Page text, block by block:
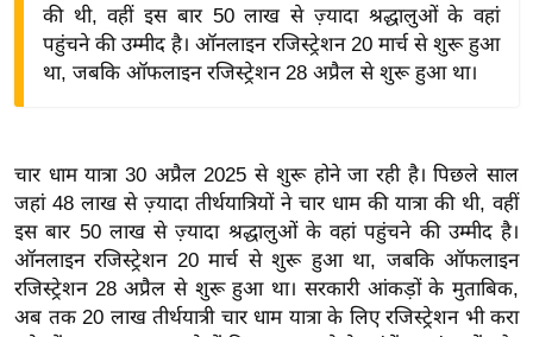
वि
शे
ष
ज्ञ
रा
की थी, वहीं इस बार 50 लाख से ज़्यादा श्रद्धालुओं के वहां
पहुंचने की उम्मीद है। ऑनलाइन रजिस्ट्रेशन 20 मार्च से शुरू हुआ
था, जबकि ऑफलाइन रजिस्ट्रेशन 28 अप्रैल से शुरू हुआ था।
चार धाम यात्रा 30 अप्रैल 2025 से शुरू होने जा रही है। पिछले साल
जहां 48 लाख से ज़्यादा तीर्थयात्रियों ने चार धाम की यात्रा की थी, वहीं
इस बार 50 लाख से ज़्यादा श्रद्धालुओं के वहां पहुंचने की उम्मीद है।
ऑनलाइन रजिस्ट्रेशन 20 मार्च से शुरू हुआ था, जबकि ऑफलाइन
रजिस्ट्रेशन 28 अप्रैल से शुरू हुआ था। सरकारी आंकड़ों के मुताबिक,
अब तक 20 लाख तीर्थयात्री चार धाम यात्रा के लिए रजिस्ट्रेशन भी करा